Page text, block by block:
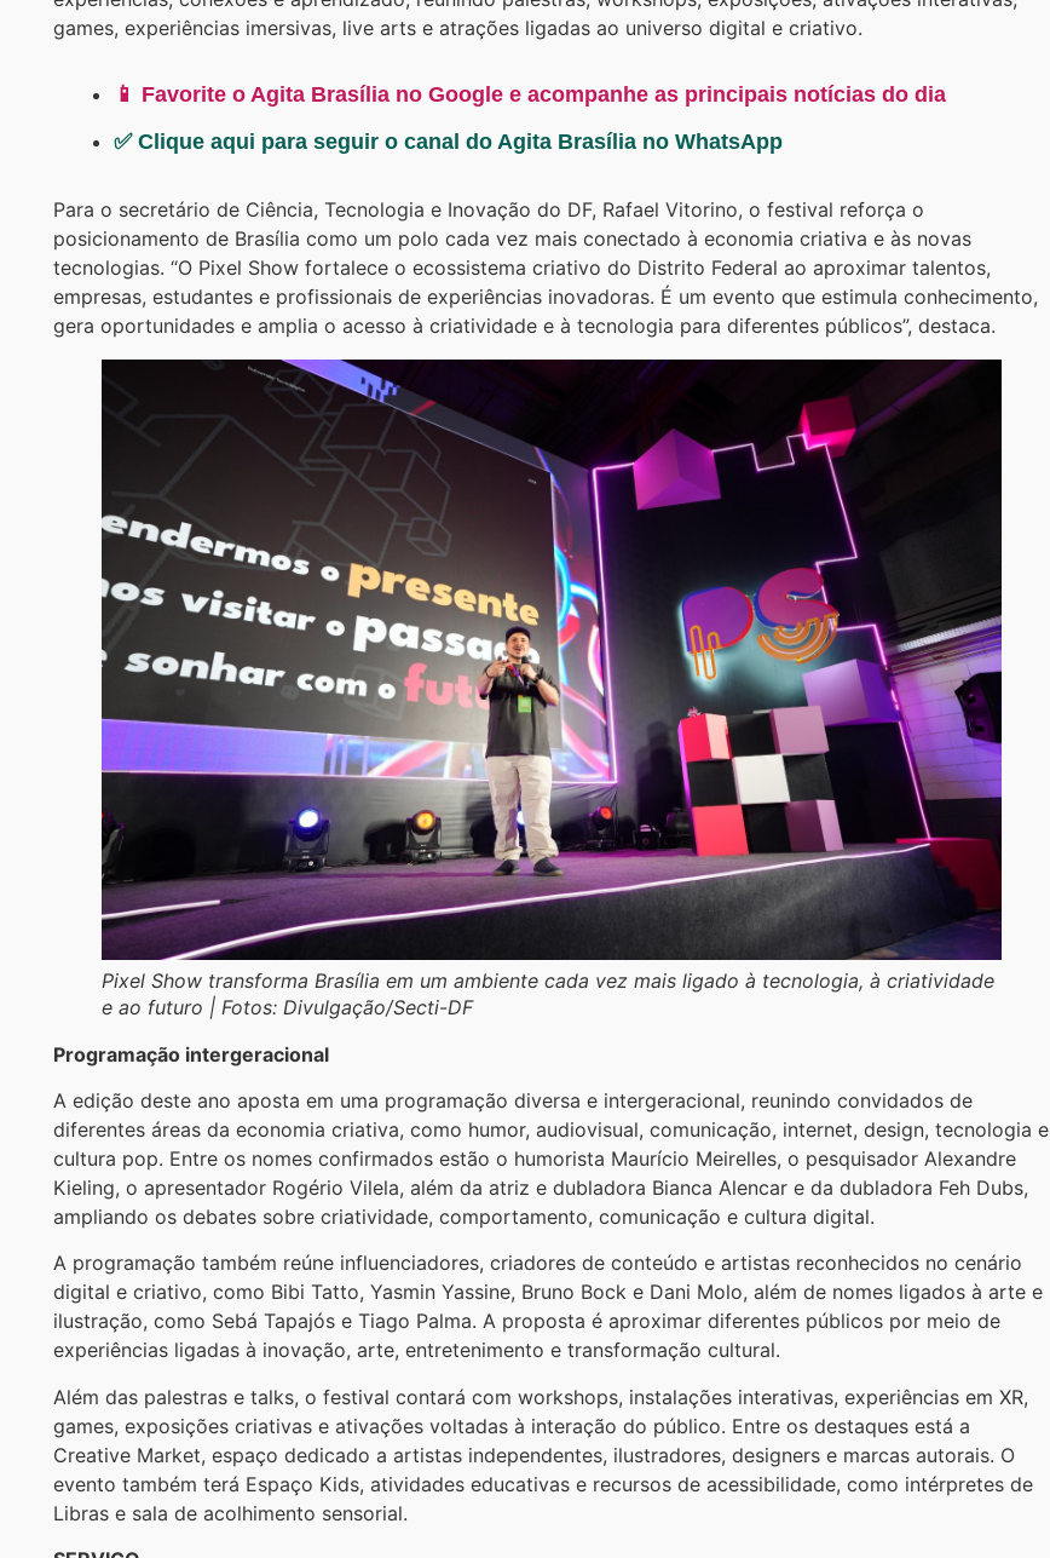
games, experiências imersivas, live arts e atrações ligadas ao universo digital e criativo.
📱 Favorite o Agita Brasília no Google e acompanhe as principais notícias do dia
✅ Clique aqui para seguir o canal do Agita Brasília no WhatsApp
Para o secretário de Ciência, Tecnologia e Inovação do DF, Rafael Vitorino, o festival reforça o
posicionamento de Brasília como um polo cada vez mais conectado à economia criativa e às novas
tecnologias. “O Pixel Show fortalece o ecossistema criativo do Distrito Federal ao aproximar talentos,
empresas, estudantes e profissionais de experiências inovadoras. É um evento que estimula conhecimento,
gera oportunidades e amplia o acesso à criatividade e à tecnologia para diferentes públicos”, destaca.
Pixel Show transforma Brasília em um ambiente cada vez mais ligado à tecnologia, à criatividade
e ao futuro | Fotos: Divulgação/Secti-DF
Programação intergeracional
A edição deste ano aposta em uma programação diversa e intergeracional, reunindo convidados de
diferentes áreas da economia criativa, como humor, audiovisual, comunicação, internet, design, tecnologia e
cultura pop. Entre os nomes confirmados estão o humorista Maurício Meirelles, o pesquisador Alexandre
Kieling, o apresentador Rogério Vilela, além da atriz e dubladora Bianca Alencar e da dubladora Feh Dubs,
ampliando os debates sobre criatividade, comportamento, comunicação e cultura digital.
A programação também reúne influenciadores, criadores de conteúdo e artistas reconhecidos no cenário
digital e criativo, como Bibi Tatto, Yasmin Yassine, Bruno Bock e Dani Molo, além de nomes ligados à arte e
ilustração, como Sebá Tapajós e Tiago Palma. A proposta é aproximar diferentes públicos por meio de
experiências ligadas à inovação, arte, entretenimento e transformação cultural.
Além das palestras e talks, o festival contará com workshops, instalações interativas, experiências em XR,
games, exposições criativas e ativações voltadas à interação do público. Entre os destaques está a
Creative Market, espaço dedicado a artistas independentes, ilustradores, designers e marcas autorais. O
evento também terá Espaço Kids, atividades educativas e recursos de acessibilidade, como intérpretes de
Libras e sala de acolhimento sensorial.